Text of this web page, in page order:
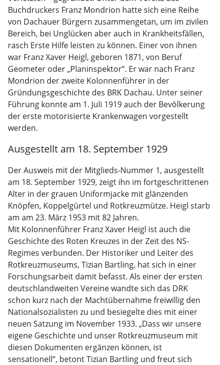
Buchdruckers Franz Mondrion hatte sich eine Reihe
von Dachauer Bürgern zusammengetan, um im zivilen
Bereich, bei Unglücken aber auch in Krankheitsfällen,
rasch Erste Hilfe leisten zu können. Einer von ihnen
war Franz Xaver Heigl, geboren 1871, von Beruf
Geometer oder „Planinspektor“. Er war nach Franz
Mondrion der zweite Kolonnenführer in der
Gründungsgeschichte des BRK Dachau. Unter seiner
Führung konnte am 1. Juli 1919 auch der Bevölkerung
der erste motorisierte Krankenwagen vorgestellt
werden.
Ausgestellt am 18. September 1929
Der Ausweis mit der Mitglieds-Nummer 1, ausgestellt
am 18. September 1929, zeigt ihn im fortgeschrittenen
Alter in der grauen Uniformjacke mit glänzenden
Knöpfen, Koppelgürtel und Rotkreuzmütze. Heigl starb
am am 23. März 1953 mit 82 Jahren.
Mit Kolonnenführer Franz Xaver Heigl ist auch die
Geschichte des Roten Kreuzes in der Zeit des NS-
Regimes verbunden. Der Historiker und Leiter des
Rotkreuzmuseums, Tizian Bartling, hat sich in einer
Forschungsarbeit damit befasst. Als einer der ersten
deutschlandweiten Vereine wandte sich das DRK
schon kurz nach der Machtübernahme freiwillig den
Nationalsozialisten zu und besiegelte dies mit einer
neuen Satzung im November 1933. „Dass wir unsere
eigene Geschichte und unser Rotkreuzmuseum mit
diesen Dokumenten ergänzen können, ist
sensationell“, betont Tizian Bartling und freut sich